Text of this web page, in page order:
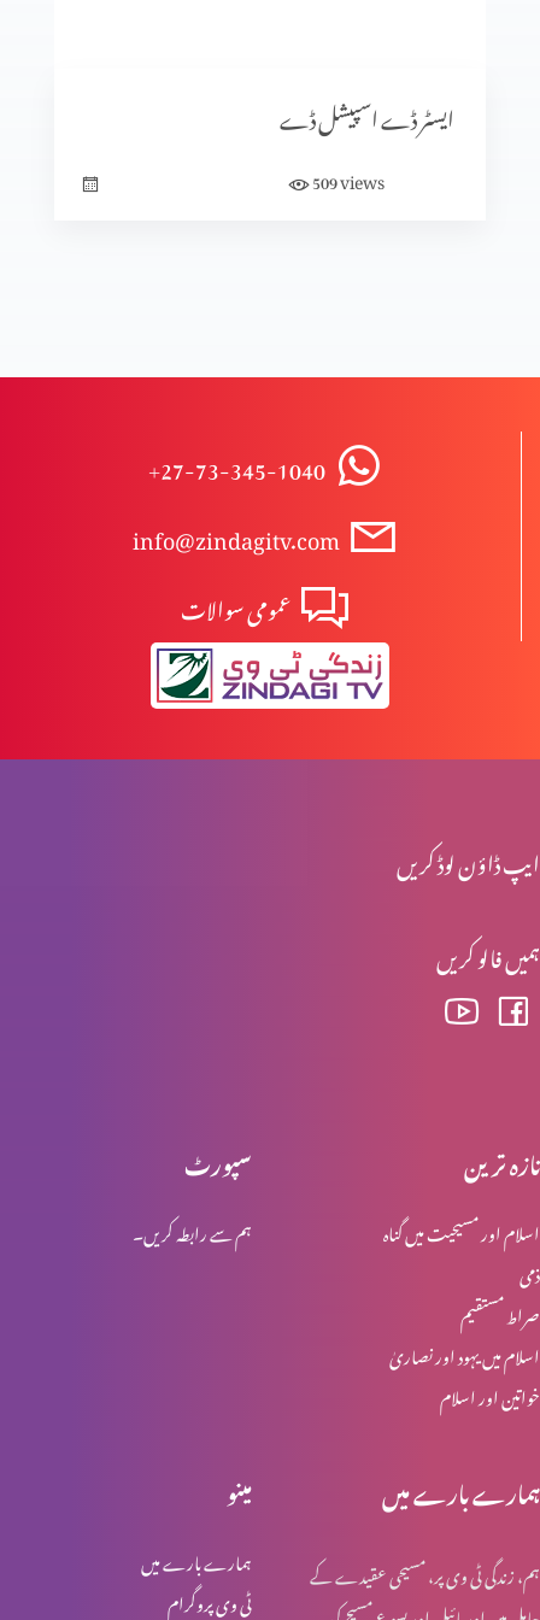
پاکستان ٹور ریویو
انتقام
پاکستان ٹور ریویو
ایسٹر ڈے اسپیشل ڈے
509views
+27-73-345-1040
info@zindagitv.com
عمومی سوالات
ایپ ڈاؤن لوڈ کریں
ہمیں فالو کریں
سپورٹ
ہم سے رابطہ کریں۔
تازہ ترین
اسلام اور مسیحیت میں گناہ
ذمی
صراط مستقیم
اسلام میں یہود اور نصاریٰ
خواتین اور اسلام
مینو
ہمارے بارے میں
ٹی وی پروگرام
ہمارے بارے میں
ہم، زندگی ٹی وی پر، مسیحی عقیدے کے